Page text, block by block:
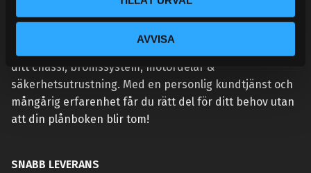
AVVISA
Handlar du hos Street Performance så höjer du
ditt chassi, bromssystem, motordelar &
säkerhetsutrustning. Med en personlig kundtjänst och
mångårig erfarenhet får du rätt del för ditt behov utan
att din plånboken blir tom!
SNABB LEVERANS